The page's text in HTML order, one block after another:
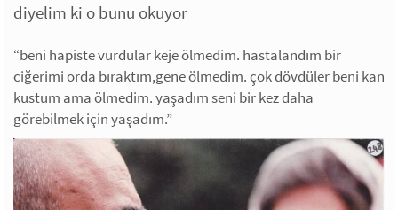
diyelim ki o bunu okuyor
“beni hapiste vurdular keje ölmedim. hastalandım bir
ciğerimi orda bıraktım,gene ölmedim. çok dövdüler beni kan
kustum ama ölmedim. yaşadım seni bir kez daha
görebilmek için yaşadım.”